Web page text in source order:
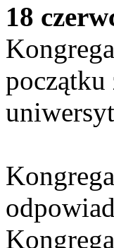
18
początku